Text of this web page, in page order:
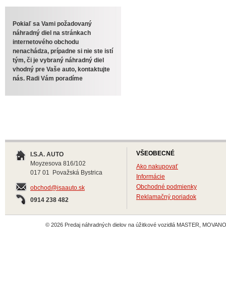
Pokiaľ sa Vami požadovaný
náhradný diel na stránkach
internetového obchodu
nenachádza, prípadne si nie ste istí
tým, či je vybraný náhradný diel
vhodný pre Vaše auto, kontaktujte
nás. Radi Vám poradíme
I.S.A. AUTO
Moyzesova 816/102
017 01 Považská Bystrica
obchod@isaauto.sk
0914 238 482
VŠEOBECNÉ
Ako nakupovať
Informácie
Obchodné podmienky
Reklamačný poriadok
© 2026 Predaj náhradných dielov na úžitkové vozidlá MASTER,